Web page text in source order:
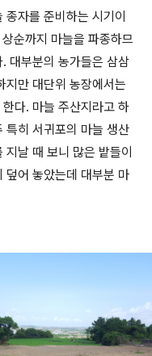
자를 준비하는 시기이
순까지 마늘을 파종하므
대부분의 농가들은 삼삼
지만 대단위 농장에서는
다. 마늘 주산지라고 하
특히 서귀포의 마늘 생산
날 때 보니 많은 밭들이
덮어 놓았는데 대부분 마